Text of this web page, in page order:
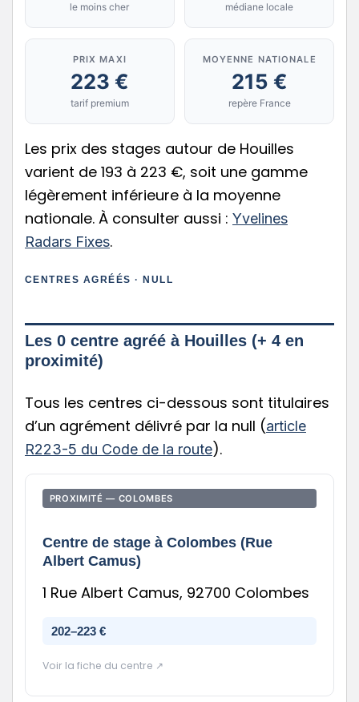
le moins cher médiane locale
PRIX MAXI
223 €
tarif premium
MOYENNE NATIONALE
215 €
repère France
Les prix des stages autour de Houilles
varient de 193 à 223 €, soit une gamme
légèrement inférieure à la moyenne
nationale. À consulter aussi : Yvelines
Radars Fixes.
CENTRES AGRÉÉS · NULL
Les 0 centre agréé à Houilles (+ 4 en
proximité)
Tous les centres ci-dessous sont titulaires
d’un agrément délivré par la null (article
R223-5 du Code de la route).
PROXIMITÉ — COLOMBES
Centre de stage à Colombes (Rue
Albert Camus)
1 Rue Albert Camus, 92700 Colombes
202–223 €
Voir la fiche du centre ↗